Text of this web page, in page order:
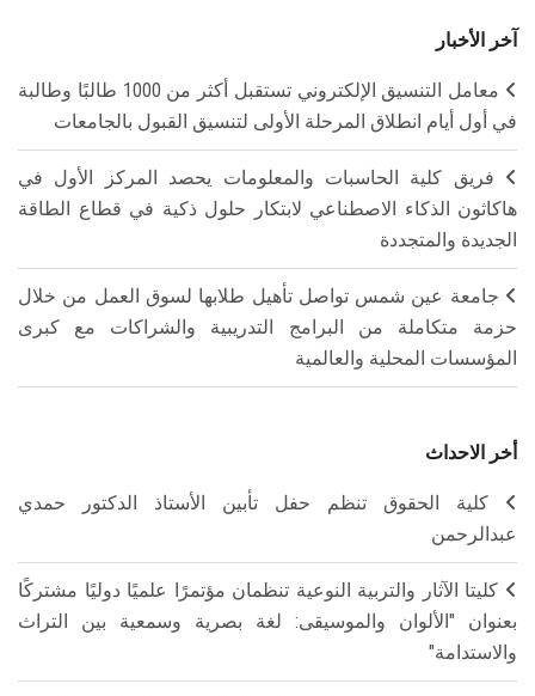
آخر الأخبار
معامل التنسيق الإلكتروني تستقبل أكثر من 1000 طالبًا وطالبة
في أول أيام انطلاق المرحلة الأولى لتنسيق القبول بالجامعات
فريق كلية الحاسبات والمعلومات يحصد المركز الأول في
هاكاثون الذكاء الاصطناعي لابتكار حلول ذكية في قطاع الطاقة
الجديدة والمتجددة
جامعة عين شمس تواصل تأهيل طلابها لسوق العمل من خلال
حزمة متكاملة من البرامج التدريبية والشراكات مع كبرى
المؤسسات المحلية والعالمية
أخر الاحداث
كلية الحقوق تنظم حفل تأبين الأستاذ الدكتور حمدي
عبدالرحمن
كليتا الآثار والتربية النوعية تنظمان مؤتمرًا علميًا دوليًا مشتركًا
بعنوان "الألوان والموسيقى: لغة بصرية وسمعية بين التراث
والاستدامة"